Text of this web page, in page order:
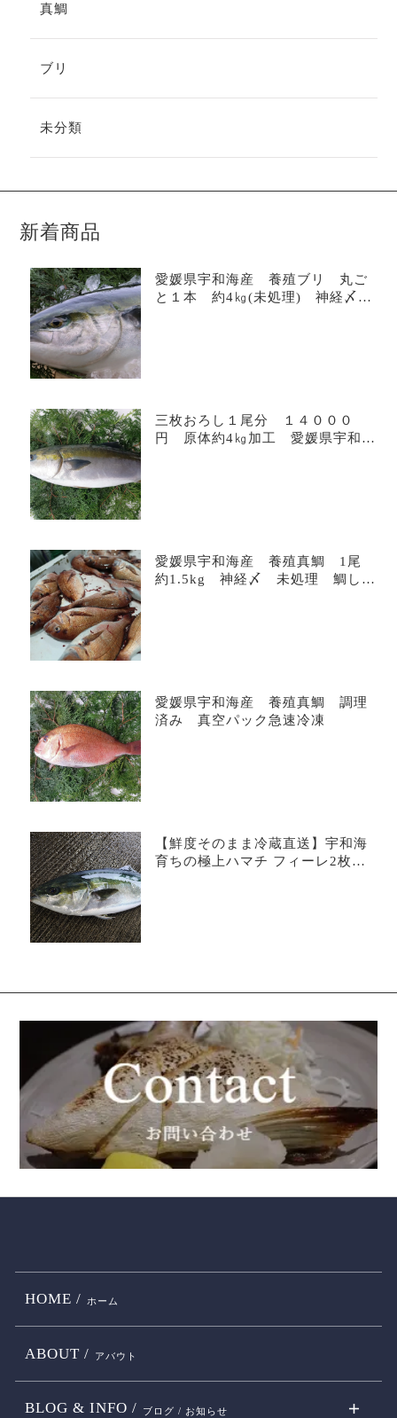
真鯛
ブリ
未分類
新着商品
愛媛県宇和海産 養殖ブリ 丸ご
と１本 約4㎏(未処理) 神経〆
三枚おろし１尾分 １４０００
円 原体約4㎏加工 愛媛県宇和海
愛媛県宇和海産 養殖真鯛 1尾
約1.5kg 神経〆 未処理 鯛しゃ
愛媛県宇和海産 養殖真鯛 調理
済み 真空パック急速冷凍
【鮮度そのまま冷蔵直送】宇和海
育ちの極上ハマチ フィーレ2枚（1
HOME / ホーム
ABOUT / アバウト
BLOG & INFO / ブログ / お知らせ